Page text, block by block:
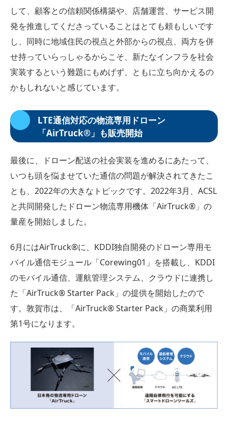
して、顧客との信頼関係構築や、店舗運営、サービス開
発を推進してくださっていることはとても頼もしいです
し、同時に地域住民の視点と外部からの視点、両方を併
せ持っていらっしゃるからこそ、新たなインフラを社会
実装するという難題にもめげず、ともに立ち向かえるの
かもしれないと感じています。
LTE通信対応の物流専用ドローン
「AirTruck®︎」も販売開始
最後に、ドローン配送の社会実装を進めるにあたって、
いつも頭を悩ませていた通信の問題が解決されてきたこ
とも、2022年の大きなトピックです。2022年3月、ACSL
と共同開発したドローン物流専用機体「AirTruck®︎」の
量産を開始しました。
6月にはAirTruck®︎に、KDDI独自開発のドローン専用モ
バイル通信モジュール「Corewing01」を搭載し、KDDI
のモバイル通信、運航管理システム、クラウドに連携し
た「AirTruck®︎ Starter Pack」の提供を開始したので
す。敦賀市は、「AirTruck®︎ Starter Pack」の商業利用
第1号になります。